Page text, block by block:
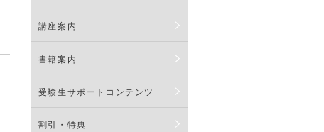
講座案内
書籍案内
受験生サポートコンテンツ
割引・特典